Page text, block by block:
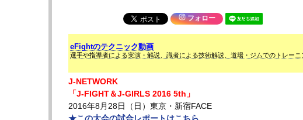
フォロー
eFightのテクニック動画
選手や指導者による実演・解説、識者による技術解説、道場・ジムでのトレーニ
J-NETWORK
「J-FIGHT＆J-GIRLS 2016 5th」
2016年8月28日（日）東京・新宿FACE
★この大会の試合レポートはこちら